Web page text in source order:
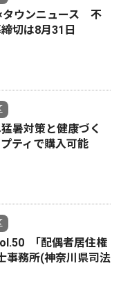
ウンニュース 不
切は8月31日
暑対策と健康づく
ティで購入可能
｢配偶者居住権
務所(神奈川県司法